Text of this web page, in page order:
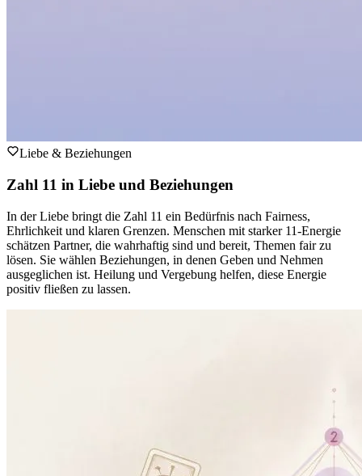
Liebe & Beziehungen
Zahl 11 in Liebe und Beziehungen
In der Liebe bringt die Zahl 11 ein Bedürfnis nach Fairness,
Ehrlichkeit und klaren Grenzen. Menschen mit starker 11-Energie
schätzen Partner, die wahrhaftig sind und bereit, Themen fair zu
lösen. Sie wählen Beziehungen, in denen Geben und Nehmen
ausgeglichen ist. Heilung und Vergebung helfen, diese Energie
positiv fließen zu lassen.